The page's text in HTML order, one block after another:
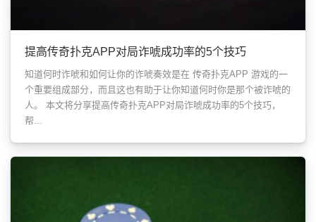
提高传奇扑克APP对局诈唬成功率的5个技巧
知道何时诈唬和如何让你的诈唬奏效是在 传奇扑克APP 游戏的一
个重要组成部分，而且这也有助于让你知道何时你是那个被诈唬的
人。 本文将分享提高传奇扑克APP对局诈唬成功率的5个技巧，
帮...